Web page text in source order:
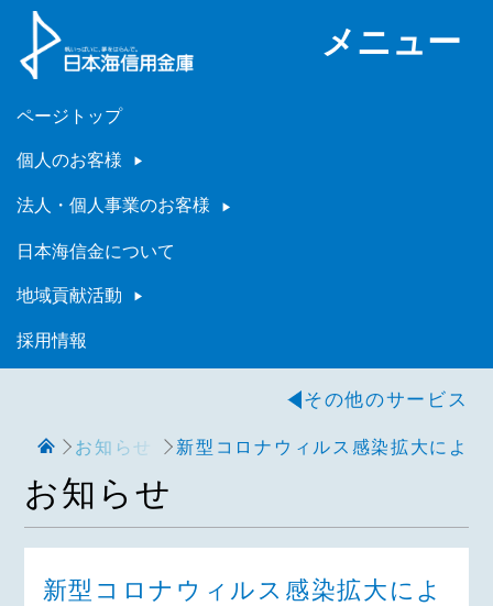
メニュー
ページトップ
個人のお客様
法人・個人事業のお客様
日本海信金について
地域貢献活動
採用情報
その他のサービス
お知らせ 新型コロナウィルス感染拡大によ
お知らせ
新型コロナウィルス感染拡大によ